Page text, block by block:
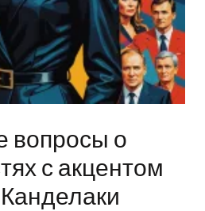
вопросы о
с акцентом